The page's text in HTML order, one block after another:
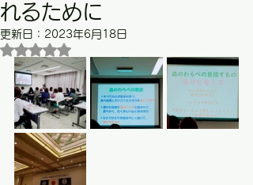
れるために
更新日： 2023年6月18日
5つ星のうちNaNと評価されています。